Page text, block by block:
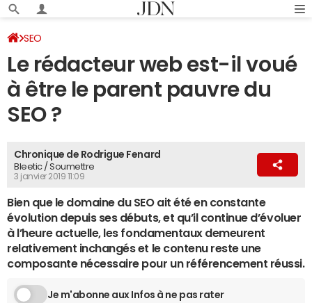
SEO
Le rédacteur web est-il voué
à être le parent pauvre du
SEO ?
Chronique de Rodrigue Fenard
Bleetic / Soumettre
3 janvier 2019 11:09
Bien que le domaine du SEO ait été en constante
évolution depuis ses débuts, et qu’il continue d’évoluer
à l’heure actuelle, les fondamentaux demeurent
relativement inchangés et le contenu reste une
composante nécessaire pour un référencement réussi.
Je m'abonne aux Infos à ne pas rater